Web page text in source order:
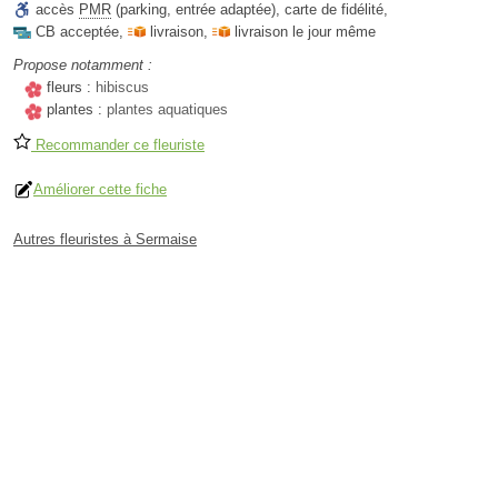
accès PMR (parking, entrée adaptée), carte de fidélité,
CB acceptée, livraison,
livraison le jour même
Propose notamment :
fleurs : hibiscus
plantes : plantes aquatiques
Recommander ce fleuriste
Améliorer cette fiche
Autres fleuristes à Sermaise